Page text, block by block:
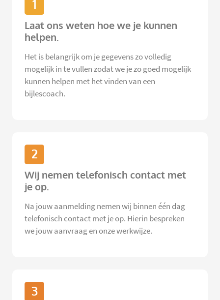
1
Laat ons weten hoe we je kunnen
helpen.
Het is belangrijk om je gegevens zo volledig
mogelijk in te vullen zodat we je zo goed mogelijk
kunnen helpen met het vinden van een
bijlescoach.
2
Wij nemen telefonisch contact met
je op.
Na jouw aanmelding nemen wij binnen één dag
telefonisch contact met je op. Hierin bespreken
we jouw aanvraag en onze werkwijze.
3